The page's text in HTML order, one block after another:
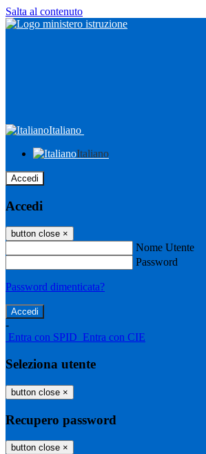
Salta al contenuto
Italiano
Italiano
Accedi
Accedi
button close ×
Nome Utente
Password
Password dimenticata?
-
Entra con SPID Entra con CIE
Seleziona utente
button close ×
Recupero password
button close ×